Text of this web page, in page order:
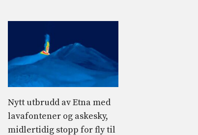
Nytt utbrudd av Etna med
lavafontener og askesky,
midlertidig stopp for fly til